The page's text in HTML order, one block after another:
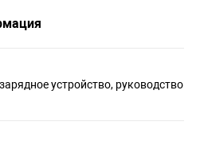
устройство, руководство